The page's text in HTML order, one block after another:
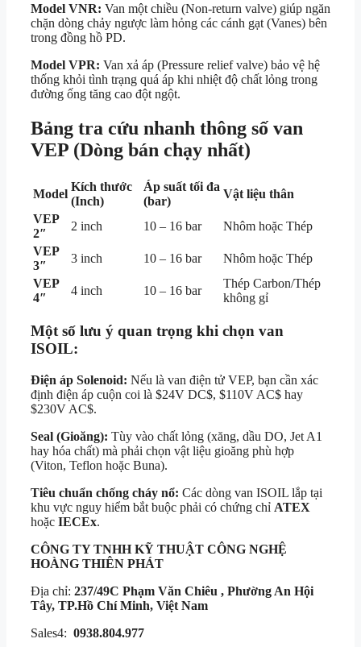
Model VNR: Van một chiều (Non-return valve) giúp ngăn
chặn dòng chảy ngược làm hỏng các cánh gạt (Vanes) bên
trong đồng hồ PD.
Model VPR: Van xả áp (Pressure relief valve) bảo vệ hệ
thống khỏi tình trạng quá áp khi nhiệt độ chất lỏng trong
đường ống tăng cao đột ngột.
Bảng tra cứu nhanh thông số van
VEP (Dòng bán chạy nhất)
Model
Kích thước
(Inch)
Áp suất tối đa
(bar)
Vật liệu thân
VEP
2″
2 inch 10 – 16 bar
Nhôm hoặc Thép
VEP
3″
3 inch 10 – 16 bar
Nhôm hoặc Thép
VEP
4″
4 inch 10 – 16 bar
Thép Carbon/Thép
không gỉ
Một số lưu ý quan trọng khi chọn van
ISOIL:
Điện áp Solenoid: Nếu là van điện tử VEP, bạn cần xác
định điện áp cuộn coi là $24V DC$, $110V AC$ hay
$230V AC$.
Seal (Gioăng): Tùy vào chất lỏng (xăng, dầu DO, Jet A1
hay hóa chất) mà phải chọn vật liệu gioăng phù hợp
(Viton, Teflon hoặc Buna).
Tiêu chuẩn chống cháy nổ: Các dòng van ISOIL lắp tại
khu vực nguy hiểm bắt buộc phải có chứng chỉ ATEX
hoặc IECEx.
CÔNG TY TNHH KỸ THUẬT CÔNG NGHỆ
HOÀNG THIÊN PHÁT
Địa chỉ: 237/49C Phạm Văn Chiêu , Phường An Hội
Tây, TP.Hồ Chí Minh, Việt Nam
Sales4: 0938.804.977